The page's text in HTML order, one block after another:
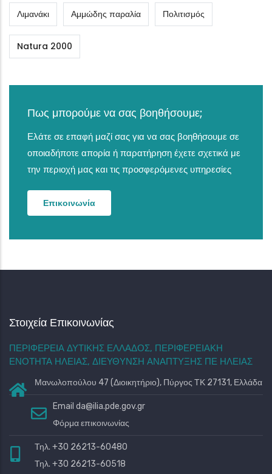
Λιμανάκι Αμμώδης παραλία Πολιτισμός
Natura 2000
Πως μπορούμε να σας βοηθήσουμε;
Ελάτε σε επαφή μαζί σας για να σας βοηθήσουμε σε
οποιαδήποτε απορία ή παρατήρηση έχετε σχετικά με
την περιοχή μας και τις προσφερόμενες υπηρεσίες
Επικοινωνία
Στοιχεία Επικοινωνίας
ΠΕΡΙΦΕΡΕΙΑ ΔΥΤΙΚΗΣ ΕΛΛΑΔΟΣ, ΠΕΡΙΦΕΡΕΙΑΚΗ
ΕΝΟΤΗΤΑ ΗΛΕΙΑΣ, ΔΙΕΥΘΥΝΣΗ ΑΝΑΠΤΥΞΗΣ ΠΕ ΗΛΕΙΑΣ
Μανωλοπούλου 47 (Διοικητήριο), Πύργος ΤΚ 27131, Ελλάδα
Email da@ilia.pde.gov.gr
Φόρμα επικοινωνίας
Τηλ. +30 26213-60480
Τηλ. +30 26213-60518